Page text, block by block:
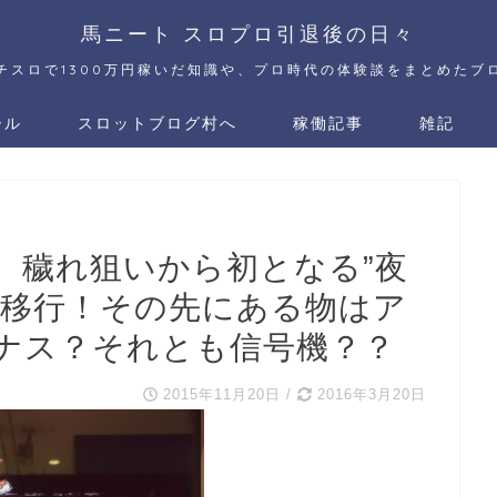
馬ニート スロプロ引退後の日々
スロで1300万円稼いだ知識や、プロ時代の体験談をまとめたブ
スロットブログ村へ 稼働記事 雑記
れ狙いから初となる”夜
行！その先にある物はア
ス？それとも信号機？？
2015年11月20日 / 2016年3月20日